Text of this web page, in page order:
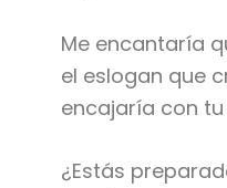
Me encantaría
el eslogan que
encajaría con
¿Estás